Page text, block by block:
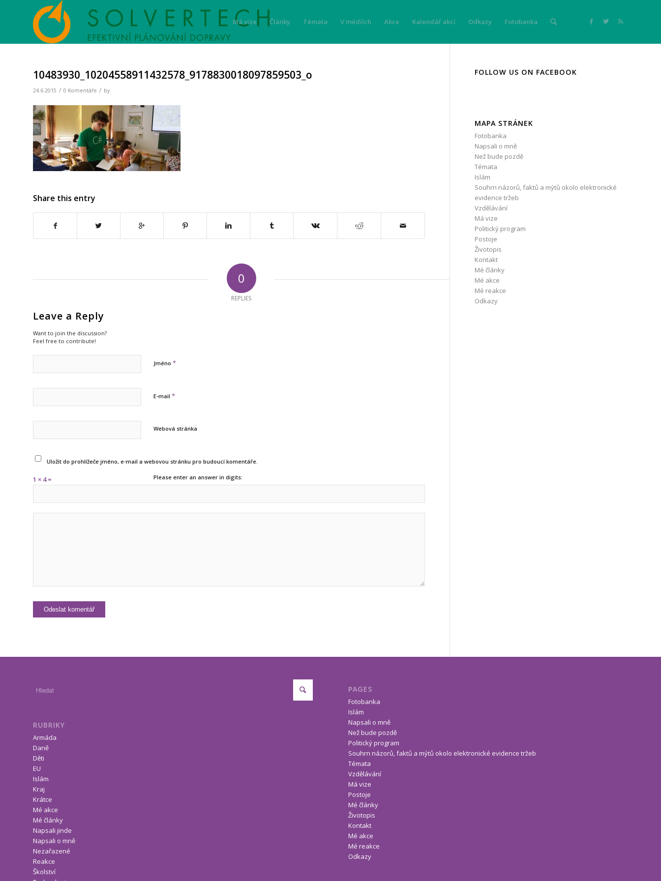
Má vize Články Témata V médiích Akce Kalendář akcí Odkazy Fotobanka
10483930_10204558911432578_9178830018097859503_o
24.6.2015 / 0 Komentáře / by
Share this entry
0
REPLIES
Leave a Reply
Want to join the discussion?
Feel free to contribute!
Jméno *
E-mail *
Webová stránka
Uložit do prohlížeče jméno, e-mail a webovou stránku pro budoucí komentáře.
Please enter an answer in digits:
1 × 4 =
FOLLOW US ON FACEBOOK
MAPA STRÁNEK
Fotobanka
Napsali o mně
Než bude pozdě
Témata
Islám
Souhrn názorů, faktů a mýtů okolo elektronické
evidence tržeb
Vzdělávání
Má vize
Politický program
Postoje
Životopis
Kontakt
Mé články
Mé akce
Mé reakce
Odkazy
RUBRIKY
Armáda
Daně
Děti
EU
Islám
Kraj
Krátce
Mé akce
Mé články
Napsali jinde
Napsali o mně
Nezařazené
Reakce
Školství
PAGES
Fotobanka
Islám
Napsali o mně
Než bude pozdě
Politický program
Souhrn názorů, faktů a mýtů okolo elektronické evidence tržeb
Témata
Vzdělávání
Má vize
Postoje
Mé články
Životopis
Kontakt
Mé akce
Mé reakce
Odkazy